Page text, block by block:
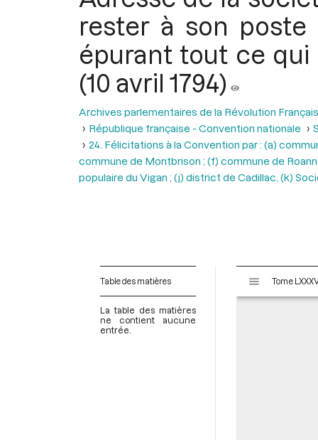
rester à son
épurant tout ce qui
(10 avril 1794)
Archives parlementaires de la Révolution
République française - Convention nationale
24. Félicitations à la Convention par : (a)
commune de Montbrison ; (f) commune de
populaire du Vigan ; (j) district de Cadillac, (k)
Table des matières
La table des matières
ne contient aucune
entrée.
s